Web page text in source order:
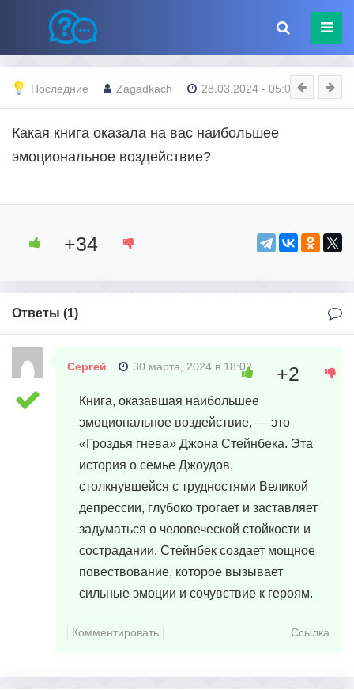
Последние Zagadkach 28.03.2024 - 05:03
Какая книга оказала на вас наибольшее
эмоциональное воздействие?
+34
Ответы (1)
Сергей 30 марта, 2024 в 18:02
Книга, оказавшая наибольшее
эмоциональное воздействие, — это
«Гроздья гнева» Джона Стейнбека. Эта
история о семье Джоудов,
столкнувшейся с трудностями Великой
депрессии, глубоко трогает и заставляет
задуматься о человеческой стойкости и
сострадании. Стейнбек создает мощное
повествование, которое вызывает
сильные эмоции и сочувствие к героям.
+2
Комментировать Ссылка